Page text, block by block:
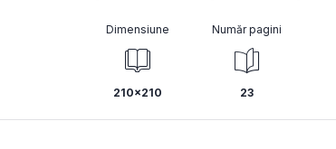
Dimensiune
210x210
Număr pagini
23